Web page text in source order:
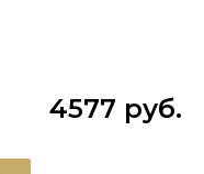
4577 руб.